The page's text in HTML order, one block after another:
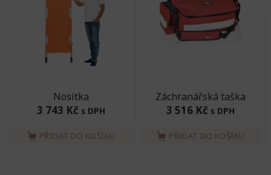
Nosítka
3 743 Kč s DPH
PŘIDAT DO KOŠÍKU
Záchranářská taška
3 516 Kč s DPH
PŘIDAT DO KOŠÍKU